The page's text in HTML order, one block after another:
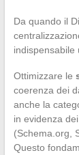
Da quando il
indispensabile
Ottimizzare le
coerenza dei
anche la
in evidenza
(Schema.org,
Questo